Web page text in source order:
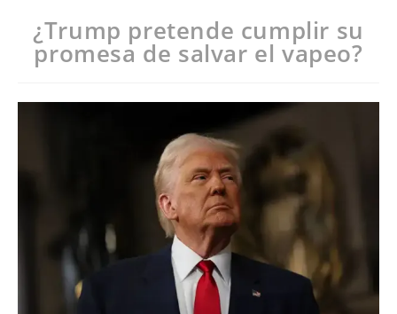
¿Trump pretende cumplir su
promesa de salvar el vapeo?